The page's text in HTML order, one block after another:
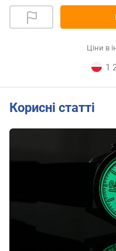
Ціни в
1
Корисні статті